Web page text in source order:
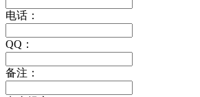
电话：
QQ：
备注：